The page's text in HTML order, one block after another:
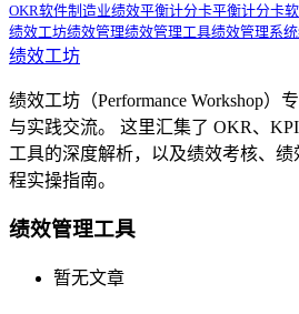
OKR软件制造业绩效平衡计分卡平衡计分卡
绩效工坊绩效管理绩效管理工具绩效管理系统
绩效工坊
绩效工坊（Performance Workshop）
与实践交流。 这里汇集了 OKR、
工具的深度解析，以及绩效考核、
程实操指南。
绩效管理工具
暂无文章